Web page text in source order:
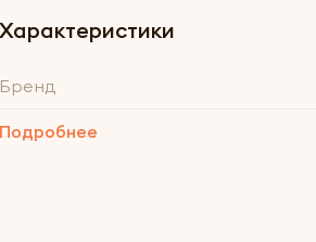
Характеристики
Бренд
Подробнее